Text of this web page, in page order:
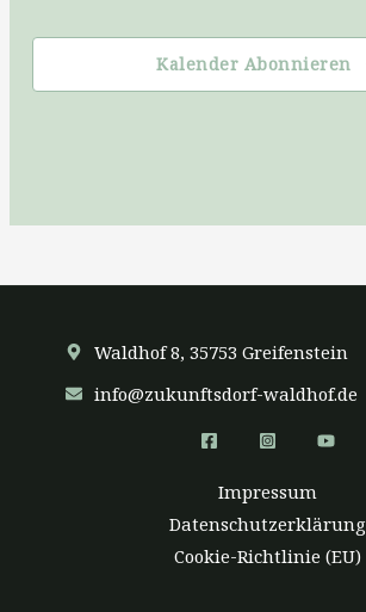
Kalender Abonnieren
Waldhof 8, 35753 Greifenstein
info@zukunftsdorf-waldhof.de
Impressum
Datenschutzerklärung
Cookie-Richtlinie (EU)